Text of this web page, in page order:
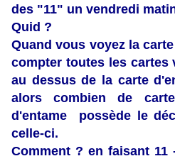
des "11" un vendredi
Quid ?
Quand vous voyez la
compter toutes les
au dessus de la carte
alors combien de
d'entame possède le
celle-ci.
Comment ? en faisant